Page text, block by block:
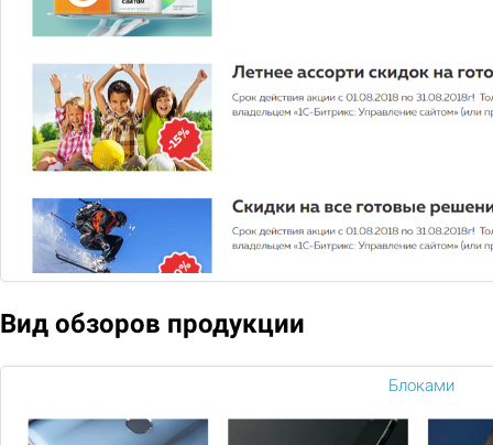
Вид обзоров продукции
Блоками
Microsoft Windows OEM
операционная система для широкого набора устройств:
ПК, серверов, телевизоров, планшетов и смартфонов.
9 686
Подобрать